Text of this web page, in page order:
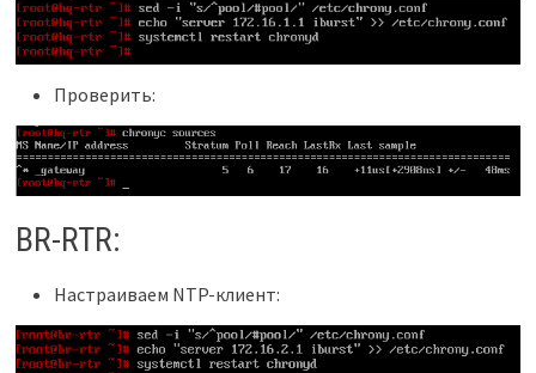
Проверить:
BR-RTR:
Настраиваем NTP-клиент: